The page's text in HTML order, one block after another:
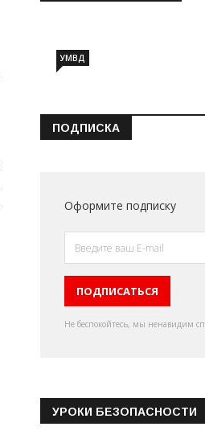
УМВД
ПОДПИСКА
Оформите подписку
Не беспокойтесь, мы ненавидим
УРОКИ БЕЗОПАСНОСТИ